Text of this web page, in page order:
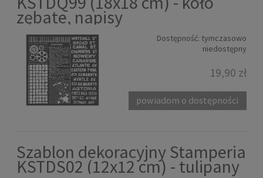
zębate, napisy
Dostępność: tymczasowo
niedostępny
19,90 zł
powiadom o dostępności
Szablon dekoracyjny Stamperia
KSTDS02 (12x12 cm) - tulipany